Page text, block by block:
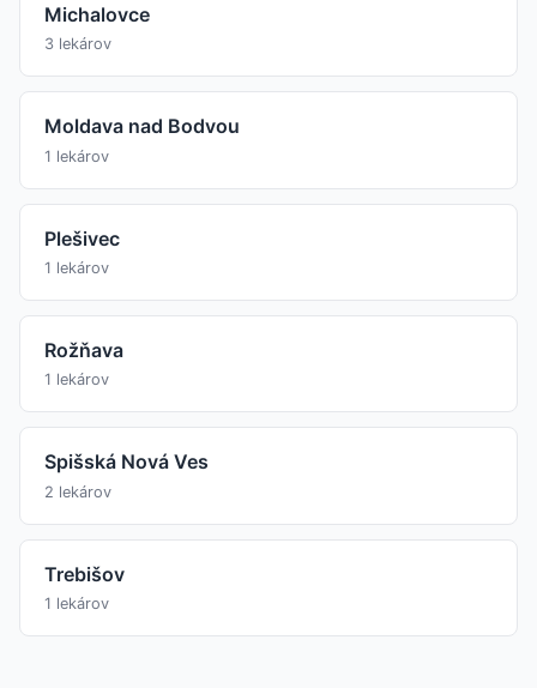
Michalovce
3 lekárov
Moldava nad Bodvou
1 lekárov
Plešivec
1 lekárov
Rožňava
1 lekárov
Spišská Nová Ves
2 lekárov
Trebišov
1 lekárov